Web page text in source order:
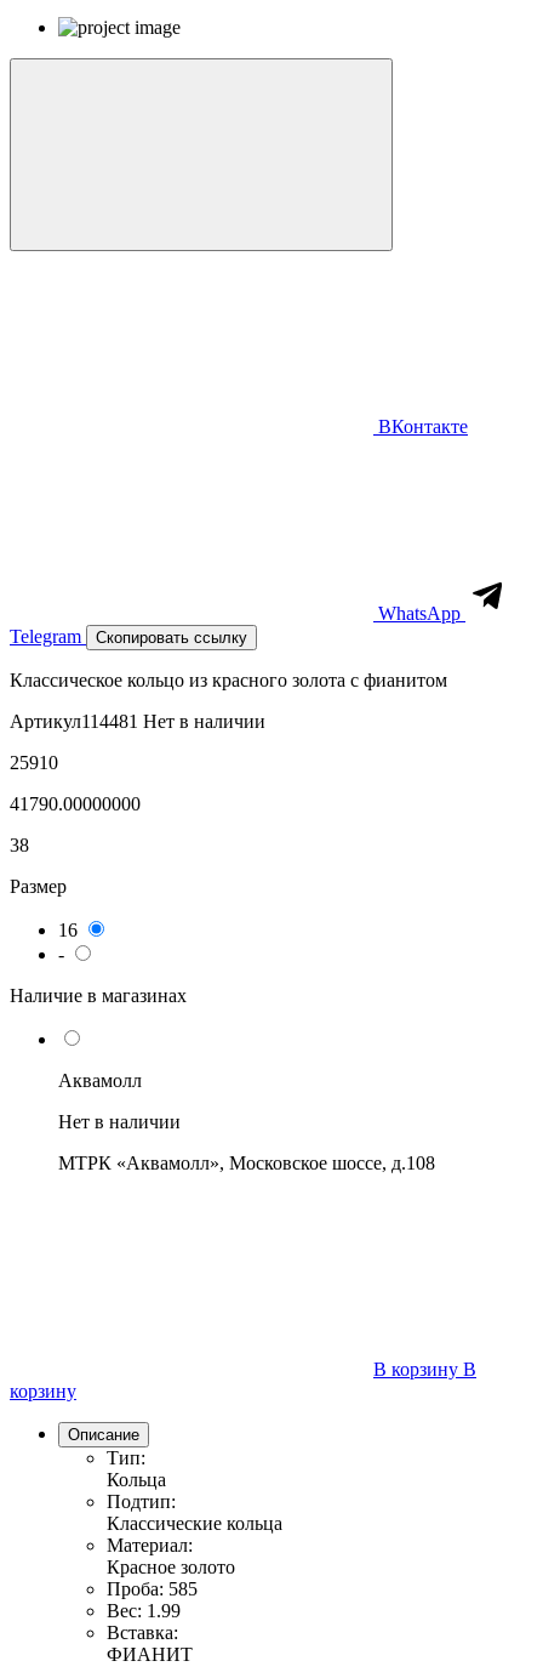
ВКонтакте
WhatsApp
Telegram
Скопировать ссылку
Классическое кольцо из красного золота с фианитом
Артикул114481 Нет в наличии
25910
41790.00000000
38
Размер
16
-
Наличие в магазинах
Аквамолл
Нет в наличии
МТРК «Аквамолл», Московское шоссе, д.108
В корзину В
корзину
Описание
Тип:
Кольца
Подтип:
Классические кольца
Материал:
Красное золото
Проба: 585
Вес: 1.99
Вставка:
ФИАНИТ